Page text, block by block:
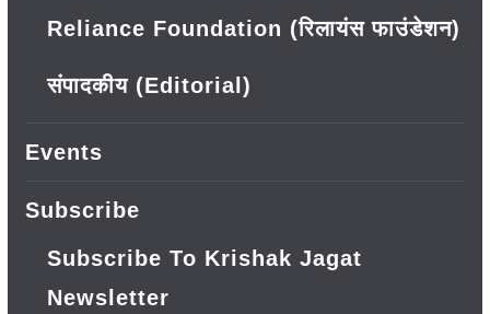
Reliance Foundation (रिलायंस फाउंडेशन)
संपादकीय (Editorial)
Events
Subscribe
Subscribe To Krishak Jagat
Newsletter